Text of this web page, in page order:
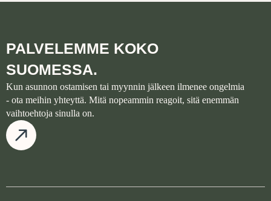
PALVELEMME KOKO
SUOMESSA.
Kun asunnon ostamisen tai myynnin jälkeen ilmenee ongelmia
- ota meihin yhteyttä. Mitä nopeammin reagoit, sitä enemmän
vaihtoehtoja sinulla on.